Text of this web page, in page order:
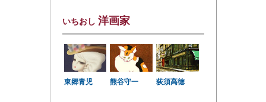
いちおし 洋画家
東郷青児 熊谷守一 荻須高徳